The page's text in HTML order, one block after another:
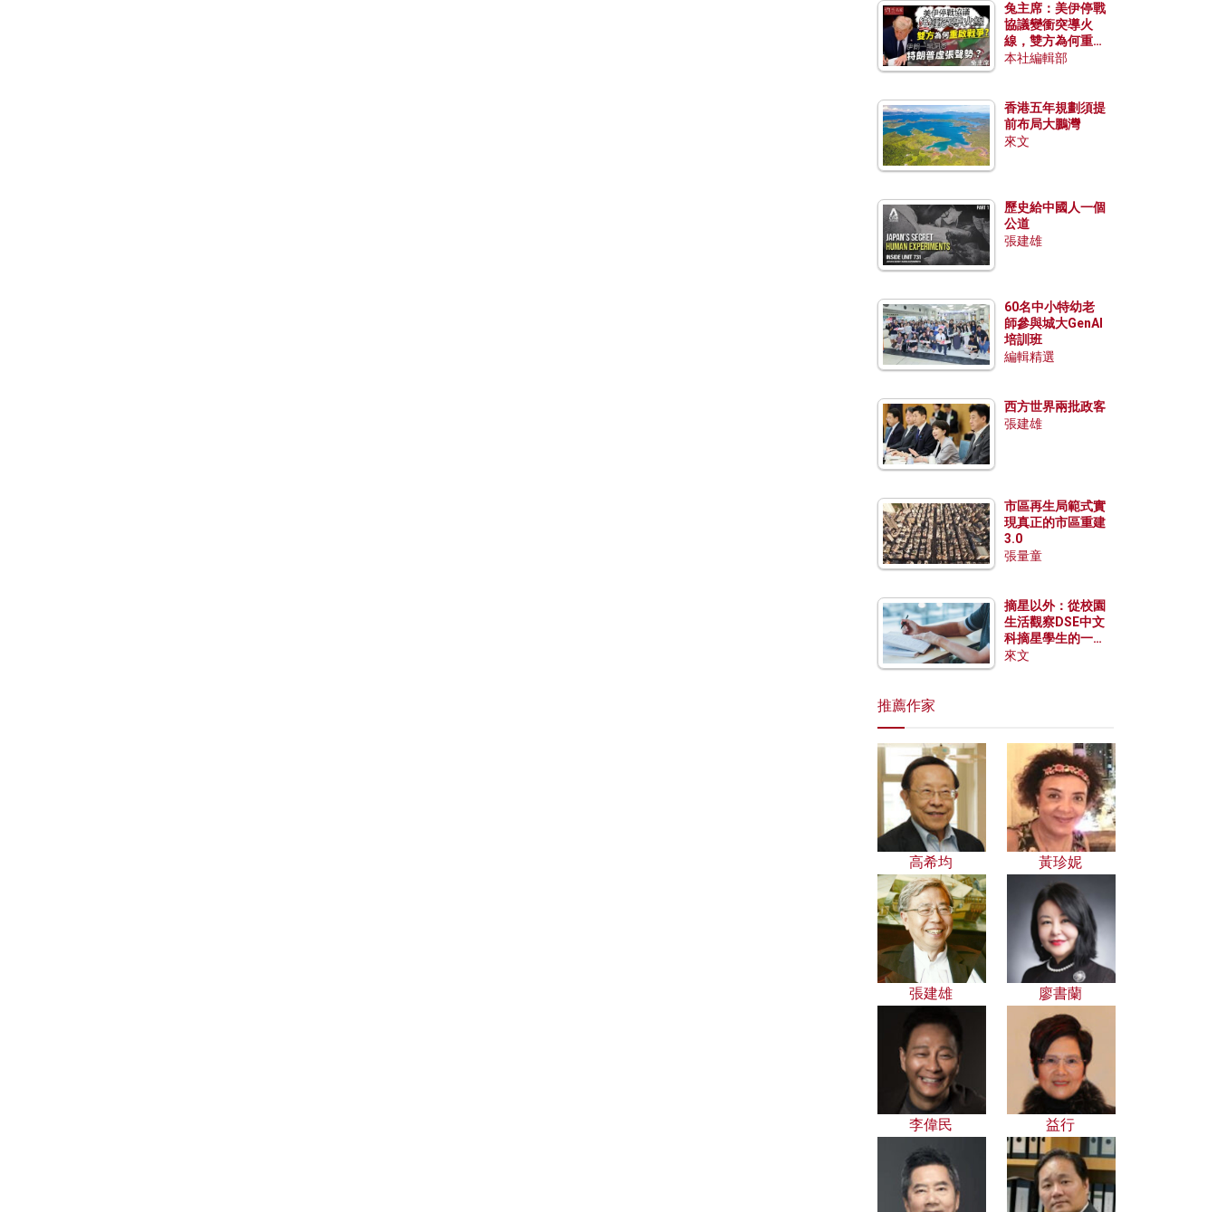
兔主席：美伊停戰
協議變衝突導火
線，雙方為何重啟
戰爭？伊朗一早洞
本社編輯部
香港五年規劃須提
前布局大鵬灣
來文
歷史給中國人一個
公道
張建雄
60名中小特幼老
師參與城大GenAI
培訓班
編輯精選
西方世界兩批政客
張建雄
市區再生局範式實
現真正的市區重建
3.0
張量童
摘星以外：從校園
生活觀察DSE中文
科摘星學生的一點
特質
來文
推薦作家
高希均 黃珍妮
張建雄 廖書蘭
李偉民 益行